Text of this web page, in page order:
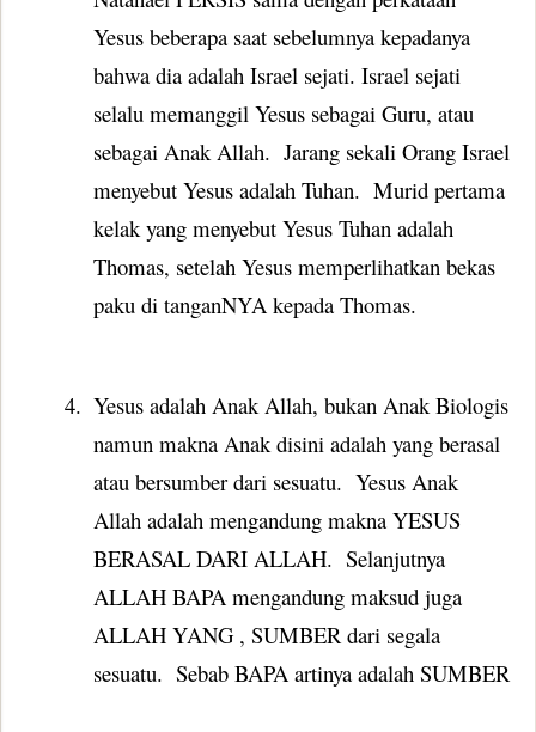
Yesus beberapa saat sebelumnya kepadanya
bahwa dia adalah Israel sejati. Israel sejati
selalu memanggil Yesus sebagai Guru, atau
sebagai Anak Allah. Jarang sekali Orang Israel
menyebut Yesus adalah Tuhan. Murid pertama
kelak yang menyebut Yesus Tuhan adalah
Thomas, setelah Yesus memperlihatkan bekas
paku di tanganNYA kepada Thomas.
4. Yesus adalah Anak Allah, bukan Anak Biologis
namun makna Anak disini adalah yang berasal
atau bersumber dari sesuatu. Yesus Anak
Allah adalah mengandung makna YESUS
BERASAL DARI ALLAH. Selanjutnya
ALLAH BAPA mengandung maksud juga
ALLAH YANG , SUMBER dari segala
sesuatu. Sebab BAPA artinya adalah SUMBER